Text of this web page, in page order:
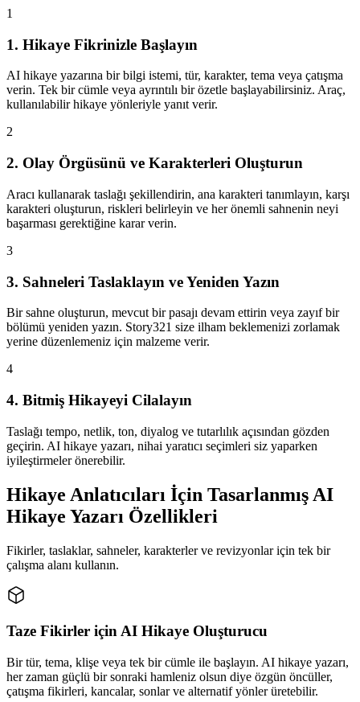
1
1. Hikaye Fikrinizle Başlayın
AI hikaye yazarına bir bilgi istemi, tür, karakter, tema veya çatışma
verin. Tek bir cümle veya ayrıntılı bir özetle başlayabilirsiniz. Araç,
kullanılabilir hikaye yönleriyle yanıt verir.
2
2. Olay Örgüsünü ve Karakterleri Oluşturun
Aracı kullanarak taslağı şekillendirin, ana karakteri tanımlayın, karşı
karakteri oluşturun, riskleri belirleyin ve her önemli sahnenin neyi
başarması gerektiğine karar verin.
3
3. Sahneleri Taslaklayın ve Yeniden Yazın
Bir sahne oluşturun, mevcut bir pasajı devam ettirin veya zayıf bir
bölümü yeniden yazın. Story321 size ilham beklemenizi zorlamak
yerine düzenlemeniz için malzeme verir.
4
4. Bitmiş Hikayeyi Cilalayın
Taslağı tempo, netlik, ton, diyalog ve tutarlılık açısından gözden
geçirin. AI hikaye yazarı, nihai yaratıcı seçimleri siz yaparken
iyileştirmeler önerebilir.
Hikaye Anlatıcıları İçin Tasarlanmış AI
Hikaye Yazarı Özellikleri
Fikirler, taslaklar, sahneler, karakterler ve revizyonlar için tek bir
çalışma alanı kullanın.
Taze Fikirler için AI Hikaye Oluşturucu
Bir tür, tema, klişe veya tek bir cümle ile başlayın. AI hikaye yazarı,
her zaman güçlü bir sonraki hamleniz olsun diye özgün öncüller,
çatışma fikirleri, kancalar, sonlar ve alternatif yönler üretebilir.